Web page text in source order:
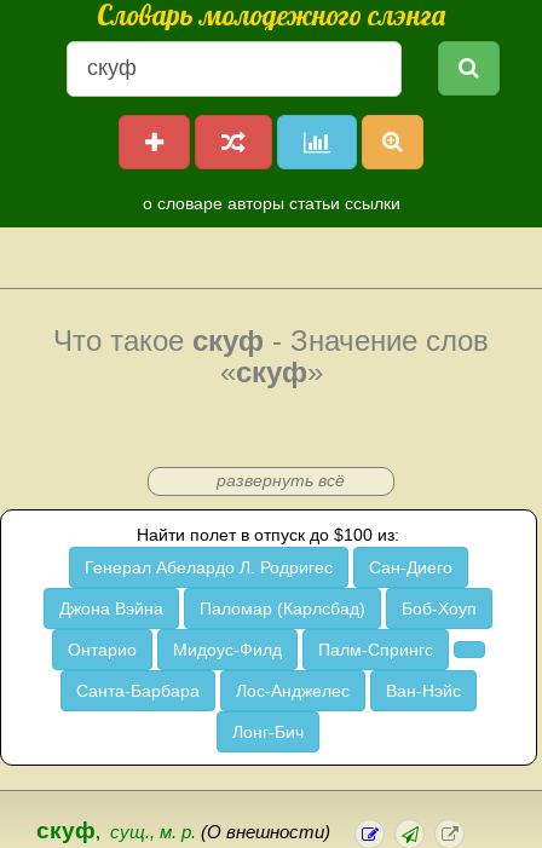
Словарь молодежного слэнга
о словаре авторы статьи ссылки
Что такое скуф - Значение слов
«скуф»
развернуть всё
Найти полет в отпуск до $100 из:
Генерал Абелардо Л. Родригес
Сан-Диего
Джона Вэйна Паломар (Карлсбад) Боб-Хоуп
Онтарио Мидоус-Филд Палм-Спрингс
Санта-Барбара Лос-Анджелес Ван-Нэйс
Лонг-Бич
скуф, сущ., м. р. (О внешности)